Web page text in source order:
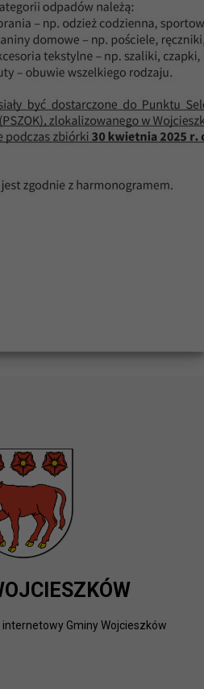
Gminy Wojcieszków